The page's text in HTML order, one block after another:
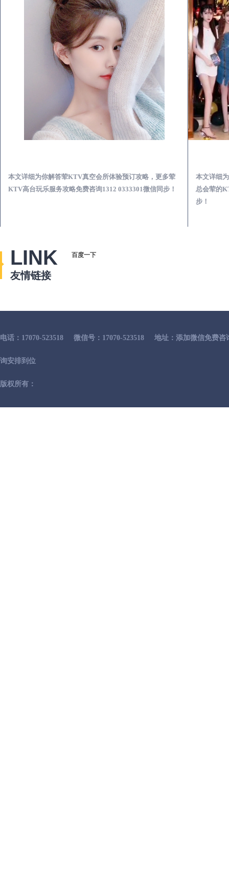
本文详细为你解答荤KTV真空会所体验预订攻略，更多荤
KTV高台玩乐服务攻略免费咨询1312 0333301微信同步！
本文详细
总会荤的
步！
LINK
友情链接
百度一下
电话：17070-523518 微信号：17070-523518 地址：添加微信免费
询安排到位
版权所有：